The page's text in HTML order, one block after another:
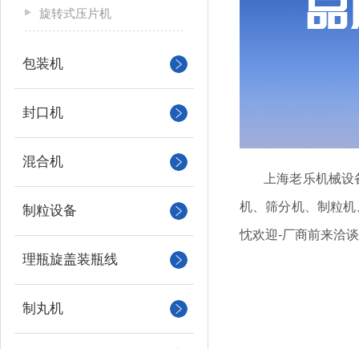
旋转式压片机
包装机
封口机
混合机
制粒设备
理瓶旋盖装瓶线
制丸机
上海老乐机械
机、筛分机、制粒
忱欢迎-厂商前来洽